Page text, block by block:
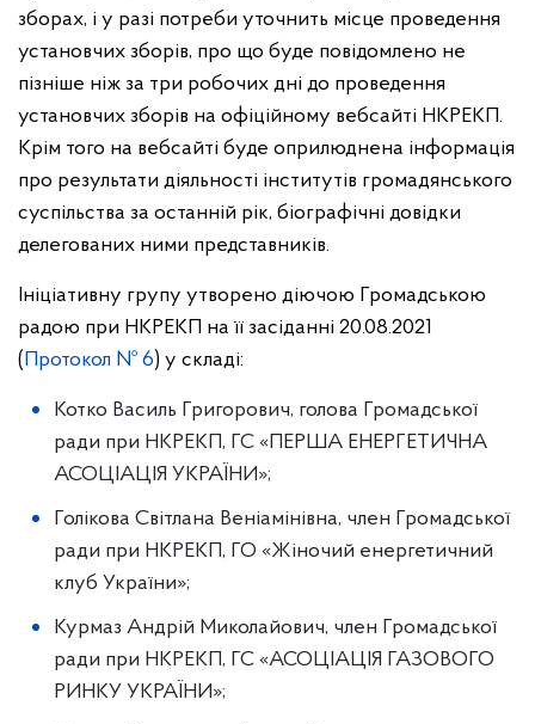
зборах, і у разі потреби уточнить місце проведення
установчих зборів, про що буде повідомлено не
пізніше ніж за три робочих дні до проведення
установчих зборів на офіційному вебсайті НКРЕКП.
Крім того на вебсайті буде оприлюднена інформація
про результати діяльності інститутів громадянського
суспільства за останній рік, біографічні довідки
делегованих ними представників.
Ініціативну групу утворено діючою Громадською
радою при НКРЕКП на її засіданні 20.08.2021
(Протокол № 6) у складі:
Котко Василь Григорович, голова Громадської
ради при НКРЕКП, ГС «ПЕРША ЕНЕРГЕТИЧНА
АСОЦІАЦІЯ УКРАЇНИ»;
Голікова Світлана Веніамінівна, член Громадської
ради при НКРЕКП, ГО «Жіночий енергетичний
клуб України»;
Курмаз Андрій Миколайович, член Громадської
ради при НКРЕКП, ГС «АСОЦІАЦІЯ ГАЗОВОГО
РИНКУ УКРАЇНИ»;